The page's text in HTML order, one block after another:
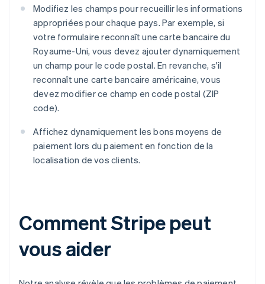
Modifiez les champs pour recueillir les informations
appropriées pour chaque pays. Par exemple, si
votre formulaire reconnaît une carte bancaire du
Royaume-Uni, vous devez ajouter dynamiquement
un champ pour le code postal. En revanche, s'il
reconnaît une carte bancaire américaine, vous
devez modifier ce champ en code postal (ZIP
code).
Affichez dynamiquement les bons moyens de
paiement lors du paiement en fonction de la
localisation de vos clients.
Comment Stripe peut
vous aider